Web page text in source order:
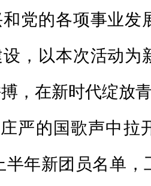
和党的各项事业发
，以本次活动为
，在新时代绽放
严的国歌声中拉
半年新团员名单，